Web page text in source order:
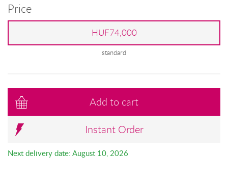
Price
HUF74,000
standard
Add to cart
Instant Order
Next delivery date: August 10, 2026